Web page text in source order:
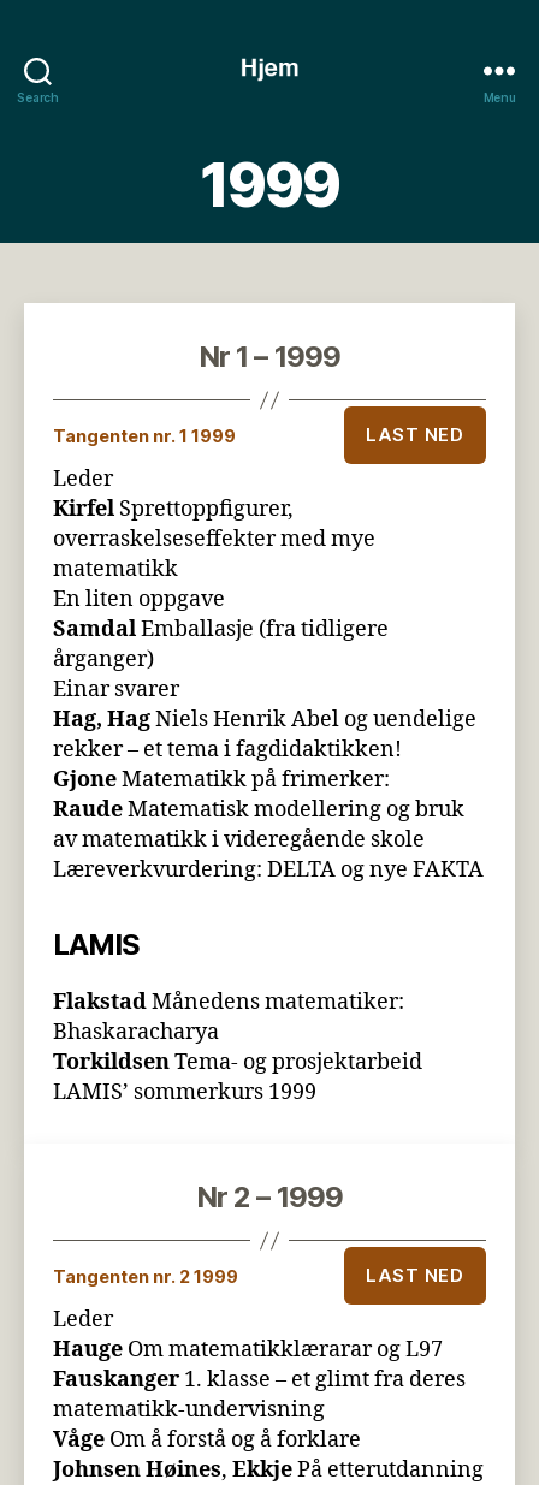
Search Menu
1999
Nr 1 – 1999
Tangenten nr. 1 1999 LAST NED
Leder
Kirfel Sprettoppfigurer,
overraskelseseffekter med mye
matematikk
En liten oppgave
SamdalEmballasje (fra tidligere
årganger)
Einar svarer
Hag, HagNiels Henrik Abel og uendelige
rekker – et tema i fagdidaktikken!
GjoneMatematikk på frimerker:
RaudeMatematisk modellering og bruk
av matematikk i videregående skole
Læreverkvurdering: DELTA og nye FAKTA
LAMIS
FlakstadMånedens matematiker:
Bhaskaracharya
TorkildsenTema- og prosjektarbeid
LAMIS’ sommerkurs 1999
Nr 2 – 1999
Tangenten nr. 2 1999 LAST NED
Leder
Hauge Om matematikklærarar og L97
Fauskanger 1. klasse – et glimt fra deres
matematikk-undervisning
Våge Om å forstå og å forklare
Johnsen Høines, EkkjePå etterutdanning